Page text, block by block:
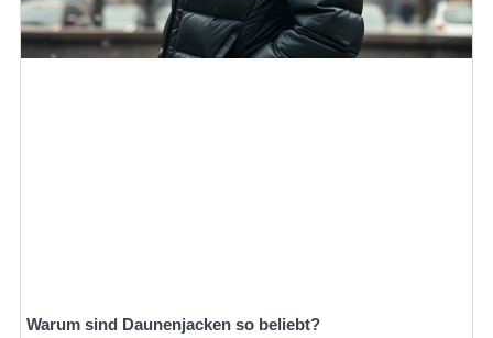
Warum sind Daunenjacken so beliebt?